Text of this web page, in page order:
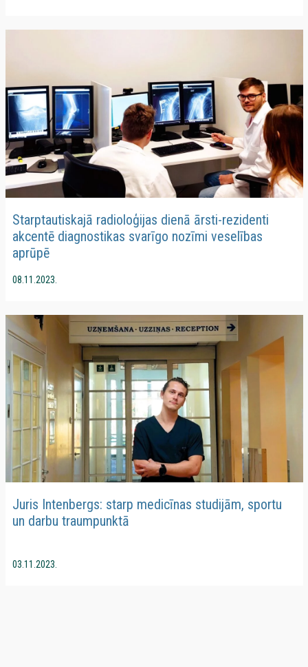
Starptautiskajā radioloģijas dienā ārsti-rezidenti
akcentē diagnostikas svarīgo nozīmi veselības
aprūpē
08.11.2023.
Juris Intenbergs: starp medicīnas studijām, sportu
un darbu traumpunktā
03.11.2023.